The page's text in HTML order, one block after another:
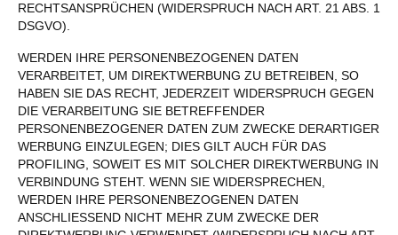
RECHTSANSPRÜCHEN (WIDERSPRUCH NACH ART. 21 ABS. 1
DSGVO).
WERDEN IHRE PERSONENBEZOGENEN DATEN
VERARBEITET, UM DIREKTWERBUNG ZU BETREIBEN, SO
HABEN SIE DAS RECHT, JEDERZEIT WIDERSPRUCH GEGEN
DIE VERARBEITUNG SIE BETREFFENDER
PERSONENBEZOGENER DATEN ZUM ZWECKE DERARTIGER
WERBUNG EINZULEGEN; DIES GILT AUCH FÜR DAS
PROFILING, SOWEIT ES MIT SOLCHER DIREKTWERBUNG IN
VERBINDUNG STEHT. WENN SIE WIDERSPRECHEN,
WERDEN IHRE PERSONENBEZOGENEN DATEN
ANSCHLIESSEND NICHT MEHR ZUM ZWECKE DER